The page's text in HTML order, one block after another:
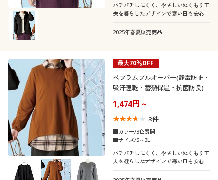
パチパチしにくく、やさしいぬくもり工
夫を凝らしたデザインで寒い日も安心
2025年春夏販売商品
最大70％OFF
ペプラムプルオーバー(静電防止・
吸汗速乾・蓄熱保温・抗菌防臭)
1,474円～
3件
■カラー/3色展開
■サイズ/S～3L
パチパチしにくく、やさしいぬくもり工
夫を凝らしたデザインで寒い日も安心